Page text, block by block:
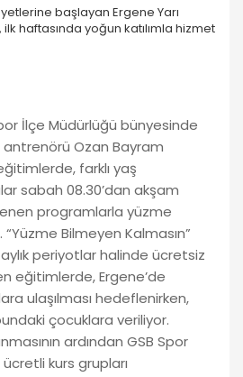
başlayan Ergene Yarı
haftasında yoğun katılımla hizmet
İlçe Müdürlüğü bünyesinde
Ozan Bayram
farklı yaş
sabah 08.30’dan akşam
programlarla yüzme
Bilmeyen Kalmasın”
periyotlar halinde ücretsiz
eğitimlerde, Ergene’de
ulaşılması hedeflenirken,
çocuklara veriliyor.
ardından GSB Spor
kurs grupları